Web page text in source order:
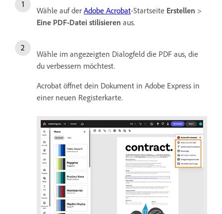
Wähle auf der Adobe Acrobat-Startseite Erstellen >
Eine PDF-Datei stilisieren aus.
Wähle im angezeigten Dialogfeld die PDF aus, die
du verbessern möchtest.
Acrobat öffnet dein Dokument in Adobe Express in
einer neuen Registerkarte.